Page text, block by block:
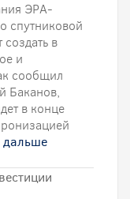
ЭРА-
спутниковой
в
и
сообщил
Баканов,
в конце
дальше